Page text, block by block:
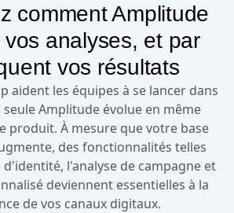
comment Amplitude
vos analyses, et par
vos résultats
aident les équipes à se lancer dans
seule Amplitude évolue en même
produit. À mesure que votre base
des fonctionnalités telles
l'analyse de campagne et
deviennent essentielles à la
de vos canaux digitaux.